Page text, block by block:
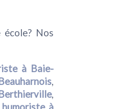
Nos
à Baie-
,
,